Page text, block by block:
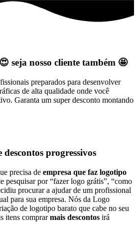
seja nosso cliente também 🤩
preparados para desenvolver
de alta qualidade onde você
Garanta um super desconto montando
descontos progressivos
precisa de empresa que faz logotipo
pesquisar por “fazer logo grátis”, “como
procurar a ajudar de um profissional
para sua empresa. Nós da Logo
de logotipo barato que cabe no seu
itens comprarmais descontos irá